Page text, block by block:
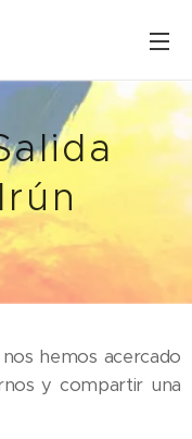
hemos acercado
y compartir una